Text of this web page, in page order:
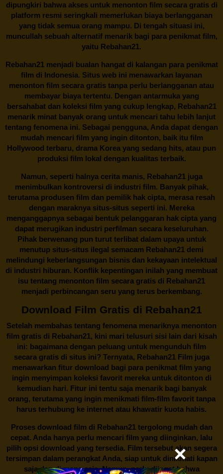
dipungkiri bahwa akses untuk menonton film secara gratis di
platform resmi seringkali memerlukan biaya berlangganan
yang tidak semua orang mampu. Di tengah situasi ini,
muncullah sebuah alternatif menarik bagi para penikmat film,
yaitu Rebahan21.
Rebahan21menjadi bualan hangat di kalangan para penikmat
film di Indonesia. Situs web ini menawarkan layanan
menonton film secara gratis tanpa perlu berlangganan atau
membayar biaya tertentu. Dengan antarmuka yang
bersahabat dan koleksi film yang cukup lengkap, Rebahan21
menarik minat banyak orang untuk mencari tahu lebih lanjut
tentang fenomena ini. Sebagai pengguna, Anda dapat dengan
mudah mencari film yang ingin ditonton, baik itu film
Hollywood terbaru, drama Korea yang sedang hits, atau pun
produksi film lokal dengan kualitas terbaik.
Namun, seperti halnya cerita manis, Rebahan21juga
menimbulkan kontroversi di industri film. Banyak pihak,
terutama produsen film dan pemilik hak cipta, merasa resah
dengan maraknya situs-situs seperti ini. Mereka
menganggapnya sebagai bentuk pelanggaran hak cipta yang
dapat merugikan industri perfilman secara keseluruhan.
Pihak berwenang pun turut terlibat dalam upaya untuk
menutup situs-situs ilegal semacam Rebahan21 demi
melindungi keberlangsungan bisnis dan kekayaan intelektual
di industri hiburan. Konflik kepentingan inilah yang membuat
isu tentang menonton film secara gratis di Rebahan21
menjadi perbincangan seru yang terus berkembang.
Download Film Gratis di Rebahan21
Setelah membahas tentang fenomena menariknya menonton
film gratis di Rebahan21, kini mari telusuri sisi lain dari kisah
ini: bagaimana dengan peluang untuk mengunduh film
secara gratis di situs ini? Ternyata, Rebahan21 Film juga
menawarkan fitur download bagi para penikmat film yang
ingin menyimpan koleksi favorit mereka untuk ditonton di
kemudian hari. Fitur ini tentu saja menarik bagi banyak
orang, terutama yang ingin menikmati film-film favorit tanpa
harus terhubung ke internet atau khawatir kuota habis.
Proses download film di Rebahan21tergolong mudah dan
cepat. Anda hanya perlu mencari film yang diinginkan, lalu
pilih opsi download yang tersedia. Film tersebut akan segera
tersimpan dalam perangkat Anda, siap untuk dinikmati kapan
saja dan di mana saja. Namun, perlu diingat bahwa